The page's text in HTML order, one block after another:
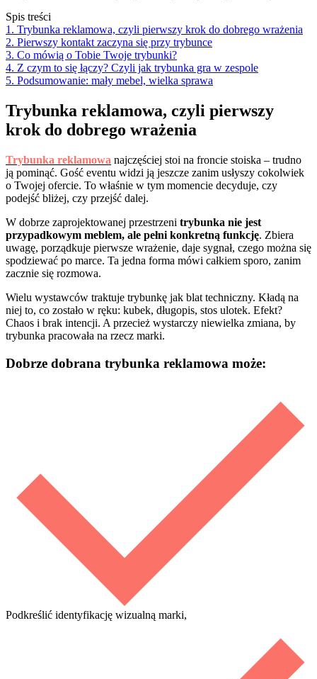
Spis treści
1. Trybunka reklamowa, czyli pierwszy krok do dobrego wrażenia
2. Pierwszy kontakt zaczyna się przy trybunce
3. Co mówią o Tobie Twoje trybunki?
4. Z czym to się łączy? Czyli jak trybunka gra w zespole
5. Podsumowanie: mały mebel, wielka sprawa
Trybunka reklamowa, czyli pierwszy
krok do dobrego wrażenia
Trybunka reklamowa najczęściej stoi na froncie stoiska – trudno
ją pominąć. Gość eventu widzi ją jeszcze zanim usłyszy cokolwiek
o Twojej ofercie. To właśnie w tym momencie decyduje, czy
podejść bliżej, czy przejść dalej.
W dobrze zaprojektowanej przestrzeni trybunka nie jest
przypadkowym meblem, ale pełni konkretną funkcję. Zbiera
uwagę, porządkuje pierwsze wrażenie, daje sygnał, czego można się
spodziewać po marce. Ta jedna forma mówi całkiem sporo, zanim
zacznie się rozmowa.
Wielu wystawców traktuje trybunkę jak blat techniczny. Kładą na
niej to, co zostało w ręku: kubek, długopis, stos ulotek. Efekt?
Chaos i brak intencji. A przecież wystarczy niewielka zmiana, by
trybunka pracowała na rzecz marki.
Dobrze dobrana trybunka reklamowa może:
Podkreślić identyfikację wizualną marki,